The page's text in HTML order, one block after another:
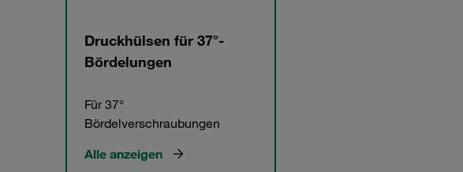
Druckhülsen für 37°-
Bördelungen
Für 37°
Bördelverschraubungen
Alle anzeigen